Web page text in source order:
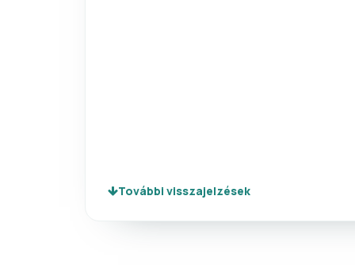
További visszajelzések